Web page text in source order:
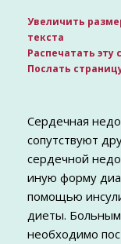
Увеличить
текста
Распечатать эту
Послать
Сердечная
сопутствуют
сердечной
иную форму
помощью
диеты.
необходимо